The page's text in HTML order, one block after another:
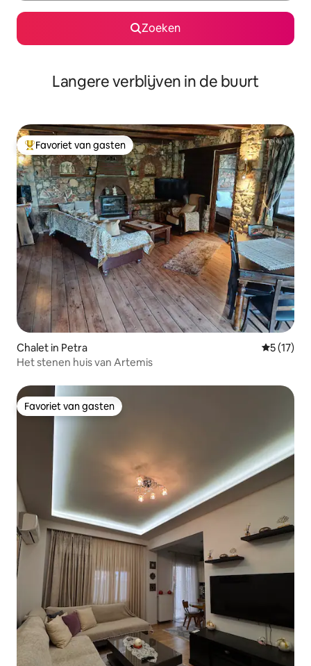
Zoeken
Langere verblijven in de buurt
Topfavoriet van gasten
Favoriet van gasten
Chalet in Petra
5 (17)
Het stenen huis van Artemis
Favoriet van gasten
Favoriet van gasten